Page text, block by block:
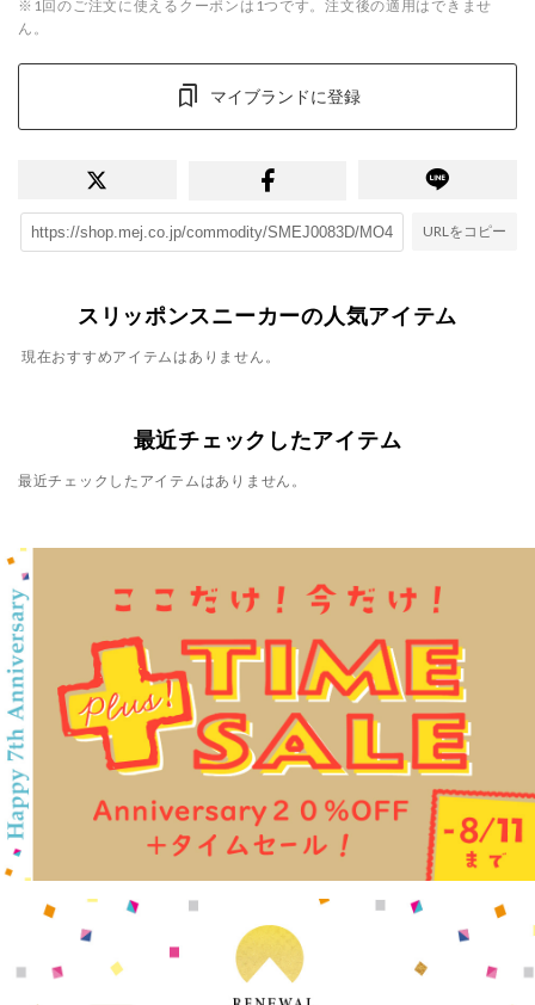
※1回のご注文に使えるクーポンは1つです。注文後の適用はできませ
ん。
マイブランドに登録
URLをコピー
スリッポンスニーカーの人気アイテム
現在おすすめアイテムはありません。
最近チェックしたアイテム
最近チェックしたアイテムはありません。